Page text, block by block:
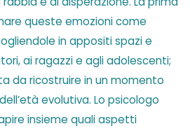
queste emozioni come
in appositi spazi e
ai ragazzi e agli adolescenti;
da ricostruire in un momento
evolutiva. Lo psicologo
insieme quali aspetti